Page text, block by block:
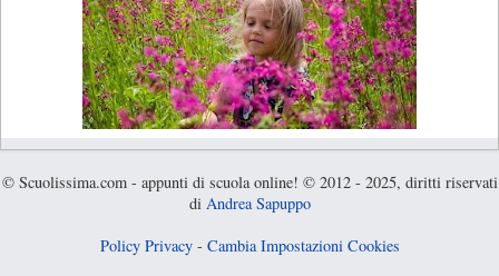
© Scuolissima.com - appunti di scuola online! © 2012 - 2025, diritti riservati
di Andrea Sapuppo
Policy Privacy- Cambia Impostazioni Cookies